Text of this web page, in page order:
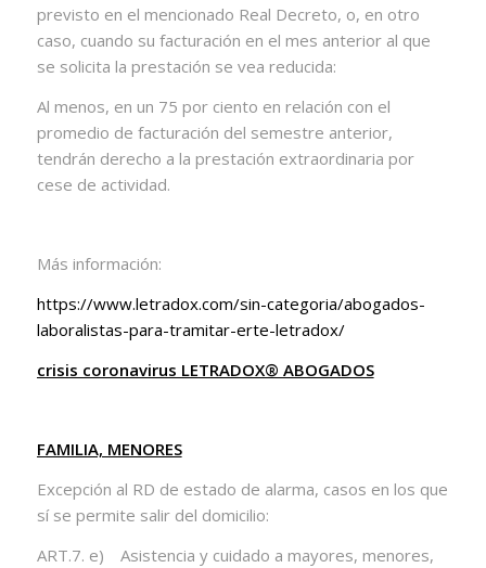
previsto en el mencionado Real Decreto, o, en otro
caso, cuando su facturación en el mes anterior al que
se solicita la prestación se vea reducida:
Al menos, en un 75 por ciento en relación con el
promedio de facturación del semestre anterior,
tendrán derecho a la prestación extraordinaria por
cese de actividad.
Más información:
https://www.letradox.com/sin-categoria/abogados-
laboralistas-para-tramitar-erte-letradox/
crisis coronavirus LETRADOX® ABOGADOS
FAMILIA, MENORES
Excepción al RD de estado de alarma, casos en los que
sí se permite salir del domicilio:
ART.7. e) Asistencia y cuidado a mayores, menores,